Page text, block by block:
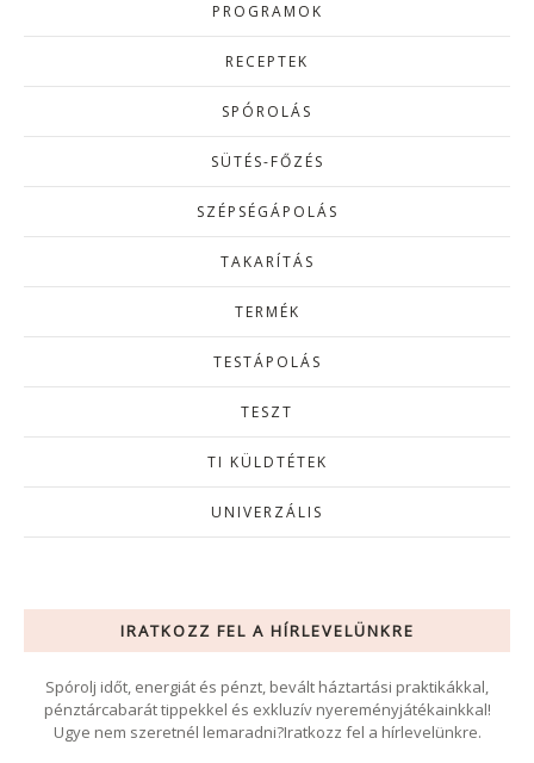
PROGRAMOK
RECEPTEK
SPÓROLÁS
SÜTÉS-FŐZÉS
SZÉPSÉGÁPOLÁS
TAKARÍTÁS
TERMÉK
TESTÁPOLÁS
TESZT
TI KÜLDTÉTEK
UNIVERZÁLIS
IRATKOZZ FEL A HÍRLEVELÜNKRE
Spórolj időt, energiát és pénzt, bevált háztartási praktikákkal,
pénztárcabarát tippekkel és exkluzív nyereményjátékainkkal!
Ugye nem szeretnél lemaradni?Iratkozz fel a hírlevelünkre.